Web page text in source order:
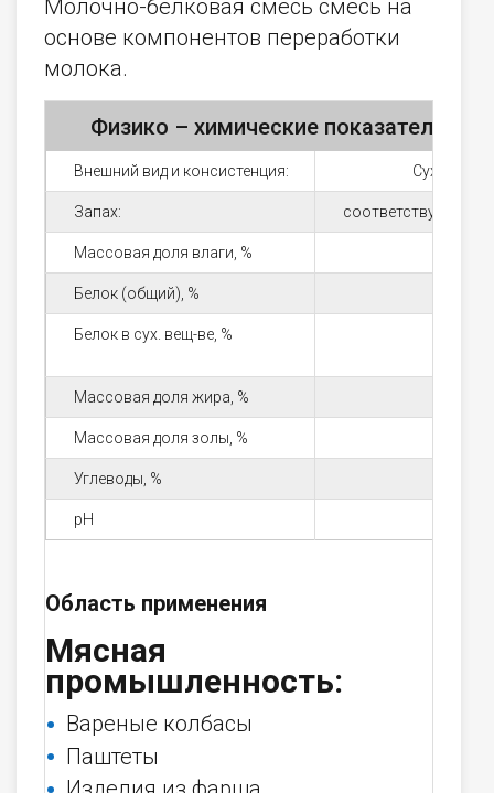
Молочно-белковая смесь смесь на
основе компонентов переработки
молока.
Физико – химические
Внешний вид и консистенция: Сухой
Запах: соответствующий
Массовая доля влаги, %
Белок (общий), %
Белок в сух. вещ-ве, %
Массовая доля жира, %
Массовая доля золы, %
Углеводы, %
рН
Область применения
Мясная
промышленность:
Вареные колбасы
Паштеты